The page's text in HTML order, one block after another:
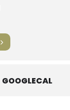
GOOGLECAL